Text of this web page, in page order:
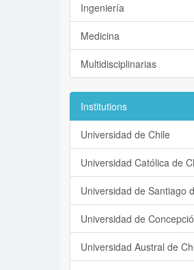
Ingeniería
Medicina
Multidisciplinarias
Institutions
Universidad de Chile
Universidad Católica de
Universidad de Santiago
Universidad de
Universidad Austral de